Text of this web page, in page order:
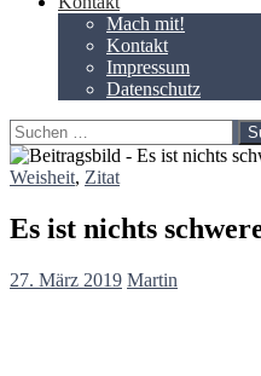
Mach mit!
Kontakt
Impressum
Datenschutz
Suchen
nach:
Weisheit, Zitat
Es ist nichts
27. März 2019 Martin